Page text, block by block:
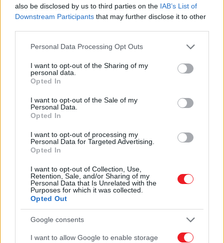
also be disclosed by us to third parties on the IAB’s List of
Downstream Participants that may further disclose it to other
Please note that this website/app uses one or more Google
not limited to your visit or usage behaviour. You may click to
grant or deny consent to Google and its third-party tags to
use your data for below specified purposes in below Google
consent section.
Personal Data Processing Opt Outs
I want to opt-out of the Sharing of my
personal data.
Opted In
I want to opt-out of the Sale of my
Personal Data.
Opted In
I want to opt-out of processing my
Personal Data for Targeted Advertising.
Opted In
I want to opt-out of Collection, Use,
Retention, Sale, and/or Sharing of my
Personal Data that Is Unrelated with the
Purposes for which it was collected.
Opted Out
Google consents
I want to allow Google to enable storage
Χρώμα:ΧΡΥΣΟ ΜΑΤ
Κωδικός Πρ.: Κ804-XRYSO-MAT
Ρωτήστε μας
Προσθήκη στην λίστα επιθυμιών
Hot